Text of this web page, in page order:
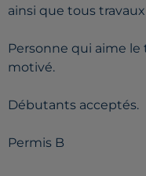
ainsi que tous
Personne qui aime
motivé.
Débutants acceptés.
Permis B